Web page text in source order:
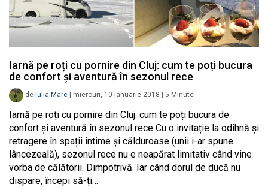
Iarnă pe roți cu pornire din Cluj: cum te poți bucura
de confort și aventură în sezonul rece
de Iulia Marc miercuri, 10 ianuarie 2018 5 Minute
Iarnă pe roți cu pornire din Cluj: cum te poți bucura de
confort și aventură în sezonul rece Cu o invitație la odihnă și
retragere în spații intime și călduroase (unii i-ar spune
lâncezeală), sezonul rece nu e neapărat limitativ când vine
vorba de călătorii. Dimpotrivă. Iar când dorul de ducă nu
dispare, începi să-ți…